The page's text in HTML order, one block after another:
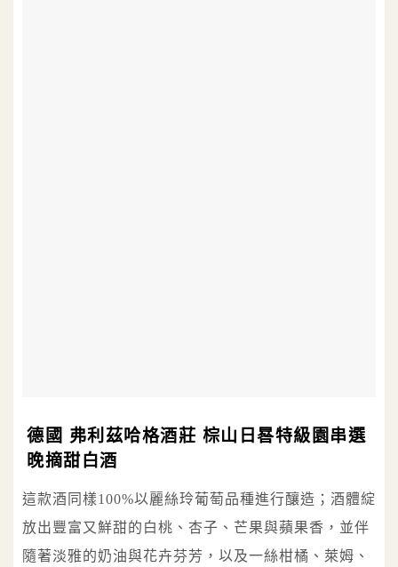
德國 弗利茲哈格酒莊 棕山日晷特級園串選
晚摘甜白酒
這款酒同樣100%以麗絲玲葡萄品種進行釀造；酒體綻
放出豐富又鮮甜的白桃、杏子、芒果與蘋果香，並伴
隨著淡雅的奶油與花卉芬芳，以及一絲柑橘、萊姆、